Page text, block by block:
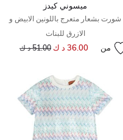
ميسوني كيدز
شورت بشعار متعرج باللونين الابيض و
الازرق للبنات
من 36.00 د ك سعر مخفض من
51.00 د ك إلى